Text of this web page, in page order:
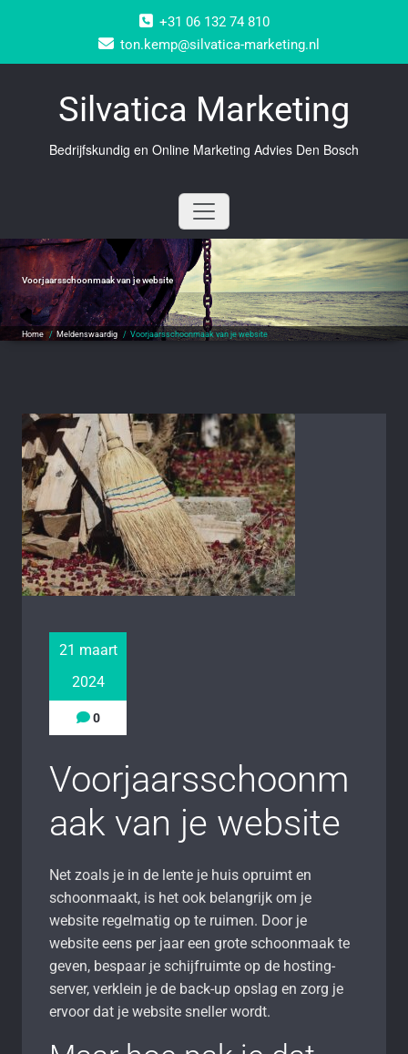
+31 06 132 74 810
ton.kemp@silvatica-marketing.nl
Silvatica Marketing
Bedrijfskundig en Online Marketing Advies Den Bosch
Voorjaarsschoonmaak van je website
Home / Meldenswaardig / Voorjaarsschoonmaak van je website
21 maart
2024
0
Voorjaarsschoonm
aak van je website
Net zoals je in de lente je huis opruimt en
schoonmaakt, is het ook belangrijk om je
website regelmatig op te ruimen. Door je
website eens per jaar een grote schoonmaak te
geven, bespaar je schijfruimte op de hosting-
server, verklein je de back-up opslag en zorg je
ervoor dat je website sneller wordt.